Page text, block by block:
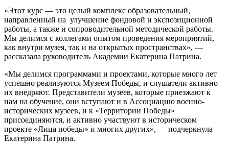
«Этот курс — это целый комплекс образовательный,
направленный на улучшение фондовой и экспозиционной
работы, а также и сопроводительной методической работы.
Мы делимся с коллегами опытом проведения мероприятий,
как внутри музея, так и на открытых пространствах», —
рассказала руководитель Академии Екатерина Патрина.
«Мы делимся программами и проектами, которые много лет
успешно реализуются Музеем Победы, и слушатели активно
их внедряют. Представители музеев, которые приезжают к
нам на обучение, они вступают и в Ассоциацию военно-
исторических музеев, и к «Территории Победы»
присоединяются, и активно участвуют в историческом
проекте «Лица победы» и многих других», — подчеркнула
Екатерина Патрина.